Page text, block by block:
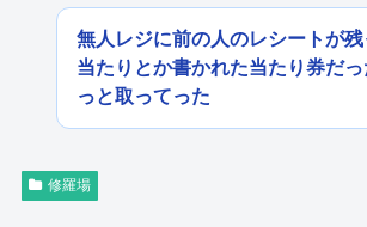
無人レジに前の人のレシートが残
当たりとか書かれた当たり券だ
っと取ってった
修羅場